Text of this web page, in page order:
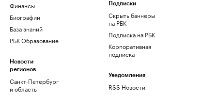
Финансы
Биографии
База знаний
РБК Образование
Новости
регионов
Санкт-Петербург
и область
Подписки
Скрыть баннеры
на РБК
Подписка на РБК
Корпоративная
подписка
Уведомления
RSS Новости